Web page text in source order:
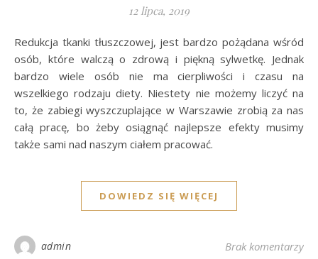
12 lipca, 2019
Redukcja tkanki tłuszczowej, jest bardzo pożądana wśród
osób, które walczą o zdrową i piękną sylwetkę. Jednak
bardzo wiele osób nie ma cierpliwości i czasu na
wszelkiego rodzaju diety. Niestety nie możemy liczyć na
to, że zabiegi wyszczuplające w Warszawie zrobią za nas
całą pracę, bo żeby osiągnąć najlepsze efekty musimy
także sami nad naszym ciałem pracować.
DOWIEDZ SIĘ WIĘCEJ
admin Brak komentarzy